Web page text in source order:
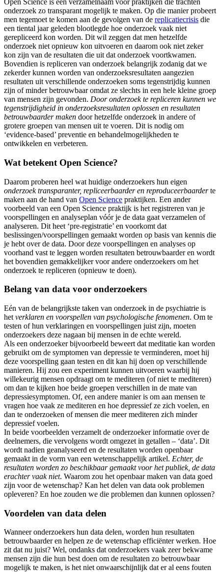
Open Science is een verzamelnaam voor praktijken die trachten
onderzoek zo transparant mogelijk te maken. Op die manier probeert
men tegemoet te komen aan de gevolgen van de replicatiecrisis die
een tiental jaar geleden blootlegde hoe onderzoek vaak niet
gerepliceerd kon worden. Dit wil zeggen dat men hetzelfde
onderzoek niet opnieuw kon uitvoeren en daarom ook niet zeker
kon zijn van de resultaten die uit dat onderzoek voortkwamen.
Bovendien is repliceren van onderzoek belangrijk zodanig dat we
zekerder kunnen worden van onderzoeksresultaten aangezien
resultaten uit verschillende onderzoeken soms tegenstrijdig kunnen
zijn of minder betrouwbaar omdat ze slechts in een hele kleine groep
van mensen zijn gevonden. Door onderzoek te repliceren kunnen we
tegenstrijdigheid in onderzoeksresultaten oplossen en resultaten
betrouwbaarder maken door hetzelfde onderzoek in andere of
grotere groepen van mensen uit te voeren. Dit is nodig om
‘evidence-based’ preventie en behandelmogelijkheden te
ontwikkelen en verbeteren.
Wat betekent Open Science?
Daarom proberen heel wat huidige onderzoekers hun eigen
onderzoek transparanter, repliceerbaarder en reproduceerbaarderte
maken aan de hand van Open Science praktijken. Een ander
voorbeeld van een Open Science praktijk is het registreren van je
voorspellingen en analyseplan vóór je de data gaat verzamelen of
analyseren. Dit heet ‘pre-registratie’ en voorkomt dat
beslissingen/voorspellingen gemaakt worden op basis van kennis die
je hebt over de data. Door deze voorspellingen en analyses op
voorhand vast te leggen worden resultaten betrouwbaarder en wordt
het bovendien gemakkelijker voor andere onderzoekers om het
onderzoek te repliceren (opnieuw te doen).
Belang van data voor onderzoekers
Eén van de belangrijkste taken van onderzoek in de psychiatrie is
het verklaren en voorspellen van psychologische fenomenen. Om te
testen of hun verklaringen en voorspellingen juist zijn, moeten
onderzoekers deze nagaan bij mensen in de echte wereld.
Als een onderzoeker bijvoorbeeld beweert dat meditatie kan worden
gebruikt om de symptomen van depressie te verminderen, moet hij
deze voorspelling gaan testen en dit kan hij doen op verschillende
manieren. Hij zou een experiment kunnen uitvoeren waarbij hij
willekeurig mensen opdraagt om te mediteren (of niet te mediteren)
om dan te kijken hoe beide groepen verschillen in de mate van
depressiesymptomen. Of, een andere manier is om aan mensen te
vragen hoe vaak ze mediteren en hoe depressief ze zich voelen, en
dan te onderzoeken of mensen die meer mediteren zich minder
depressief voelen.
In beide voorbeelden verzamelt de onderzoeker informatie over de
deelnemers, die vervolgens wordt omgezet in getallen – ‘data’. Dit
wordt nadien geanalyseerd en de resultaten worden openbaar
gemaakt in de vorm van een wetenschappelijk artikel. Echter, de
resultaten worden zo beschikbaar gemaakt voor het publiek, de data
erachter vaak niet. Waarom zou het openbaar maken van data goed
zijn voor de wetenschap? Kan het delen van data ook problemen
opleveren? En hoe zouden we die problemen dan kunnen oplossen?
Voordelen van data delen
Wanneer onderzoekers hun data delen, worden hun resultaten
betrouwbaarder en helpen ze de wetenschap efficiënter werken. Hoe
zit dat nu juist? Wel, ondanks dat onderzoekers vaak zeer bekwame
mensen zijn die hun best doen om de resultaten zo betrouwbaar
mogelijk te maken, is het niet onwaarschijnlijk dat er al eens fouten